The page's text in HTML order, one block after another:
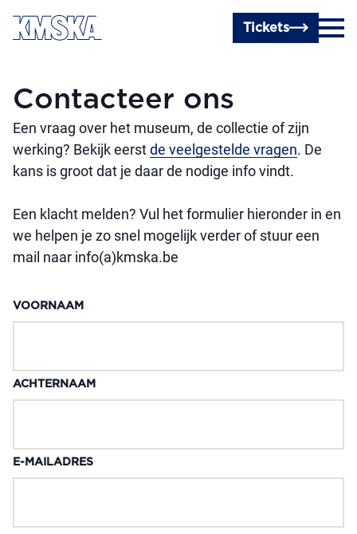
Ga naar hoofdinhoud
Tickets
Contacteer ons
Een vraag over het museum, de collectie of zijn
werking? Bekijk eerstde veelgestelde vragen. De
kans is groot dat je daar de nodige info vindt.
Een klacht melden? Vul het formulier hieronder in en
we helpen je zo snel mogelijk verder of stuur een
mail naar info(a)kmska.be
VOORNAAM
ACHTERNAAM
E-MAILADRES